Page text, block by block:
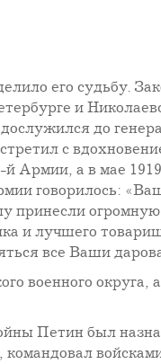
его судьбу.
и
до
с
й Армии, а в мае
говорилось:
принесли огромную
и лучшего
все Ваши
военного округа,
Петин был